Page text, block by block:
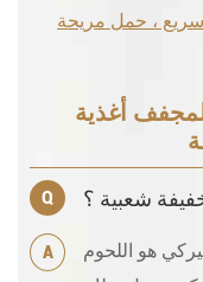
، حمل مريحة
أغذية
Q شعبية ؟
A
هو اللحوم